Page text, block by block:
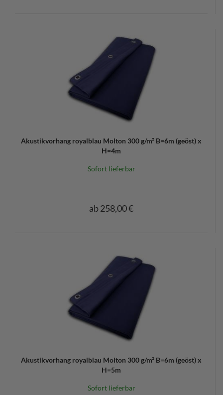
Akustikvorhang royalblau Molton 300 g/m² B=6m (geöst) x
H=4m
Sofort lieferbar
ab 258,00 €
Akustikvorhang royalblau Molton 300 g/m² B=6m (geöst) x
H=5m
Sofort lieferbar